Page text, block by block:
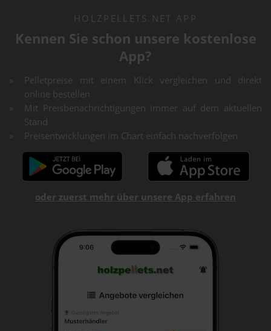
HOLZPELLETS.NET APP
Kennen Sie schon unsere kostenlose
App?
Pelletpreise mit einem Klick vergleichen und direkt
online bestellen
Mit Preisbenachrichtigungen immer auf dem aktuellen
Stand
Preisentwicklungen im Chart einfach nachverfolgen
oder zuerst mehr über unsere App erfahren